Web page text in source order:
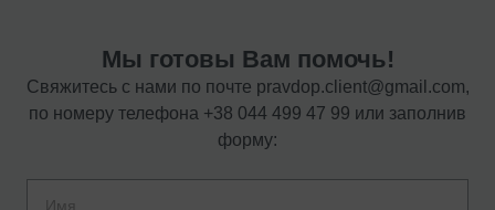
Мы готовы Вам помочь!
Свяжитесь с нами по почте pravdop.client@gmail.com,
по номеру телефона +38 044 499 47 99 или заполнив
форму: